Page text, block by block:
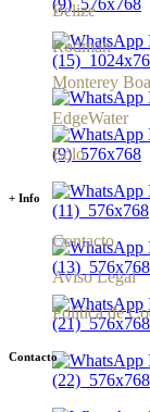
Belize
Rodman
Monterey
EdgeWater
Eolo
+ Info
Contacto
Aviso Legal
Política de
Contacto